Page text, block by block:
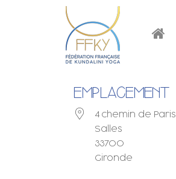
EMPLACEMENT
4 chemin de Paris
Salles
33700
Gironde